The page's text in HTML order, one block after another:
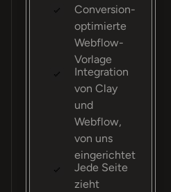
Conversion-
optimierte
Webflow-
Vorlage
Integration
von Clay
und
Webflow,
von uns
eingerichtet
Jede Seite
zieht